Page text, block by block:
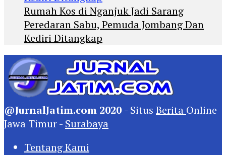
Rumah Kos di Nganjuk Jadi Sarang
Peredaran Sabu, Pemuda Jombang Dan
Kediri Ditangkap
@JurnalJatim.com 2020 - Situs Berita Online
Jawa Timur - Surabaya
Tentang Kami